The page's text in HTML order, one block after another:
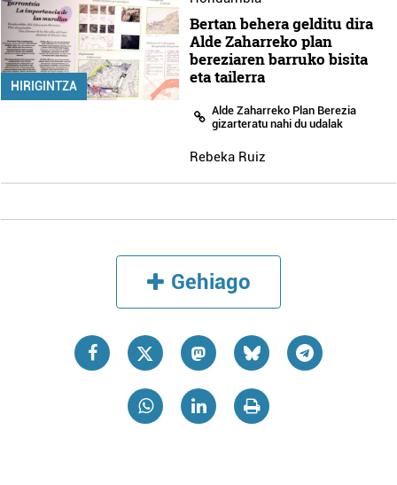
HIRIGINTZA
Bertan behera gelditu dira
Alde Zaharreko plan
bereziaren barruko bisita
eta tailerra
Alde Zaharreko Plan Berezia
gizarteratu nahi du udalak
Rebeka Ruiz
Gehiago